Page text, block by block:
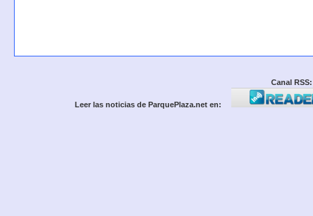
Canal RSS:
Leer las noticias de ParquePlaza.net en: